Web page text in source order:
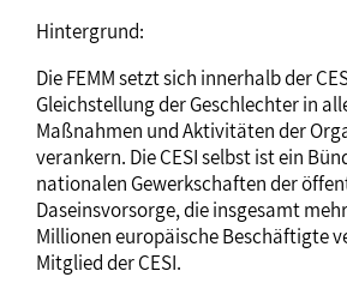
Hintergrund:
Die FEMM setzt sich innerhalb der
Gleichstellung der Geschlechter in
Maßnahmen und Aktivitäten der
verankern. Die CESI selbst ist ein
nationalen Gewerkschaften der
Daseinsvorsorge, die insgesamt
Millionen europäische Beschäftigte
Mitglied der CESI.